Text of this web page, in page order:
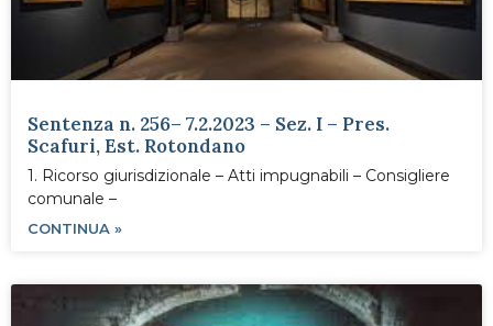
Sentenza n. 256– 7.2.2023 – Sez. I – Pres.
Scafuri, Est. Rotondano
1. Ricorso giurisdizionale – Atti impugnabili – Consigliere
comunale –
CONTINUA »